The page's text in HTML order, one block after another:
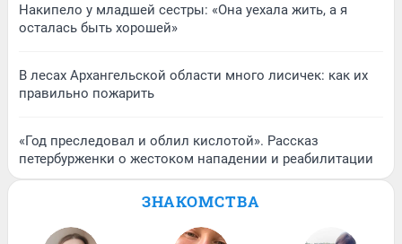
Накипело у младшей сестры: «Она уехала жить, а я
осталась быть хорошей»
В лесах Архангельской области много лисичек: как их
правильно пожарить
«Год преследовал и облил кислотой». Рассказ
петербурженки о жестоком нападении и реабилитации
ЗНАКОМСТВА